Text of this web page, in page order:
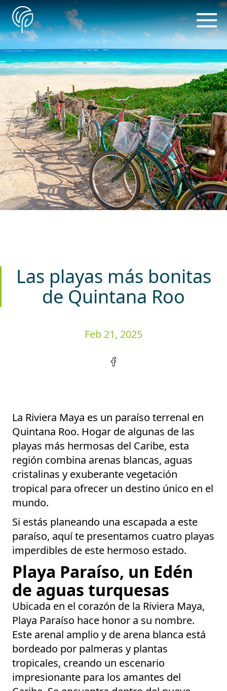
Las playas más bonitas
de Quintana Roo
Feb 21, 2025
La Riviera Maya es un paraíso terrenal en
Quintana Roo. Hogar de algunas de las
playas más hermosas del Caribe, esta
región combina arenas blancas, aguas
cristalinas y exuberante vegetación
tropical para ofrecer un destino único en el
mundo.
Si estás planeando una escapada a este
paraíso, aquí te presentamos cuatro playas
imperdibles de este hermoso estado.
Playa Paraíso, un Edén
de aguas turquesas
Ubicada en el corazón de la Riviera Maya,
Playa Paraíso hace honor a su nombre.
Este arenal amplio y de arena blanca está
bordeado por palmeras y plantas
tropicales, creando un escenario
impresionante para los amantes del